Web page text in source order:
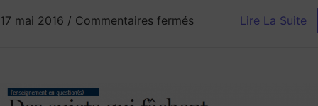
17 mai 2016 / Commentaires fermés Lire La Suite